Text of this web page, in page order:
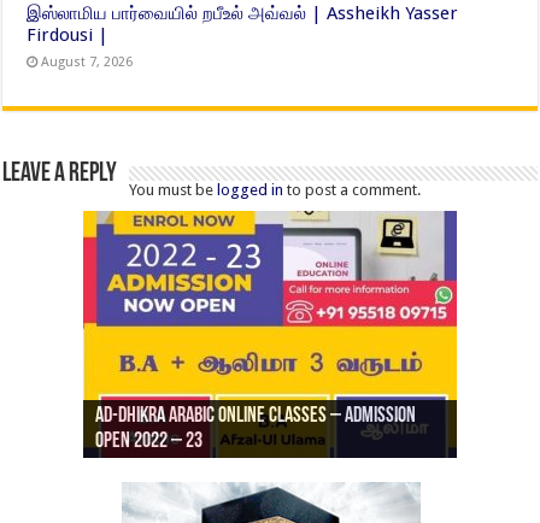
இஸ்லாமிய பார்வையில் றபீஉல் அவ்வல் | Assheikh Yasser
Firdousi |
August 7, 2026
Leave a Reply
You must belogged in to post a comment.
Ad-Dhikra Arabic Online Classes – Admission
Open 2022 – 23
Ad-Dhikra Arabic Online Classes – BA Arabic
AD DHIKRA ARABIC COLLEGE ADMISSION
ரியாத் ஜும்ஆ தமிழாக்கம், Jamia Al Hajiri
Masjid (Kuwait Masjid), Malaz, Riyadh